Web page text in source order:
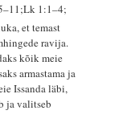
1:1–4;
et temast
ravija.
kõik meie
armastama ja
Issanda läbi,
ja valitseb